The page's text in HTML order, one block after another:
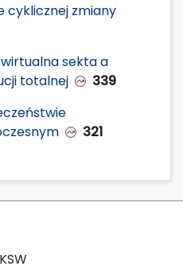
cyklicznej zmiany
sekta a
totalnej
339
321